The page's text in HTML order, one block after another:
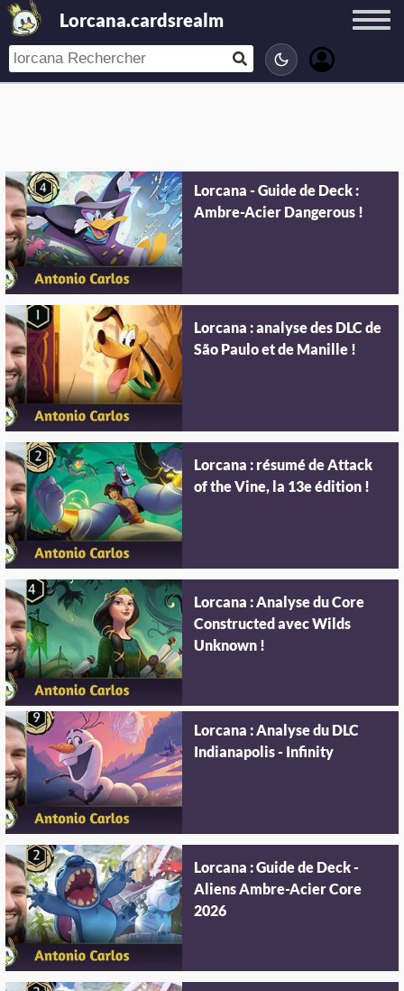
Lorcana.cardsrealm
Lorcana - Guide de Deck :
Ambre-Acier Dangerous !
Lorcana : analyse des DLC de
São Paulo et de Manille !
Lorcana : résumé de Attack
of the Vine, la 13e édition !
Lorcana : Analyse du Core
Constructed avec Wilds
Unknown !
Lorcana : Analyse du DLC
Indianapolis - Infinity
Lorcana : Guide de Deck -
Aliens Ambre-Acier Core
2026